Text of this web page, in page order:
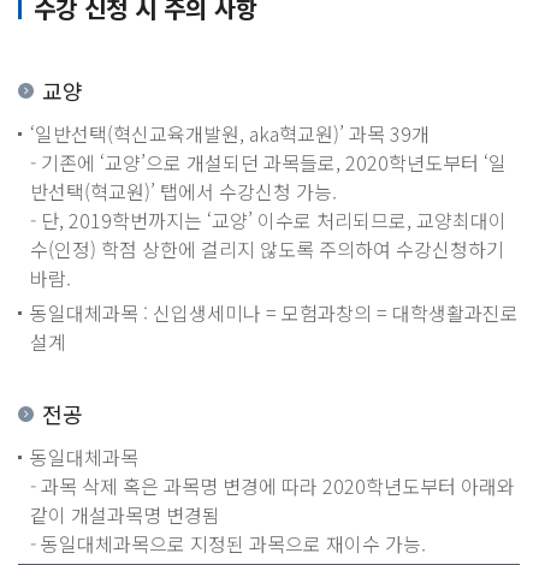
수강 신청 시 주의 사항
교양
‘일반선택(혁신교육개발원, aka혁교원)’ 과목 39개
- 기존에 ‘교양’으로 개설되던 과목들로, 2020학년도부터 ‘일
반선택(혁교원)’ 탭에서 수강신청 가능.
- 단, 2019학번까지는 ‘교양’ 이수로 처리되므로, 교양최대이
수(인정) 학점 상한에 걸리지 않도록 주의하여 수강신청하기
바람.
동일대체과목 : 신입생세미나 = 모험과창의 = 대학생활과진로
설계
전공
동일대체과목
- 과목 삭제 혹은 과목명 변경에 따라 2020학년도부터 아래와
같이 개설과목명 변경됨
- 동일대체과목으로 지정된 과목으로 재이수 가능.